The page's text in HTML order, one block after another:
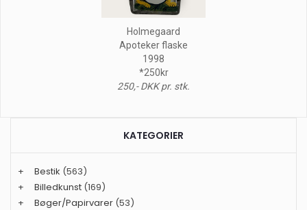
Holmegaard
Apoteker flaske
1998
*250kr
250,- DKK pr. stk.
KATEGORIER
+ Bestik (563)
+
Billedkunst (169)
+
Bøger/Papirvarer (53)